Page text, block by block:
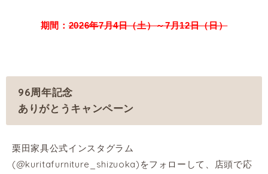
期間：2026年7月4日（土）～7月12日（日）
96周年記念
ありがとうキャンペーン
栗田家具公式インスタグラム
(@kuritafurniture_shizuoka)をフォローして、店頭で応